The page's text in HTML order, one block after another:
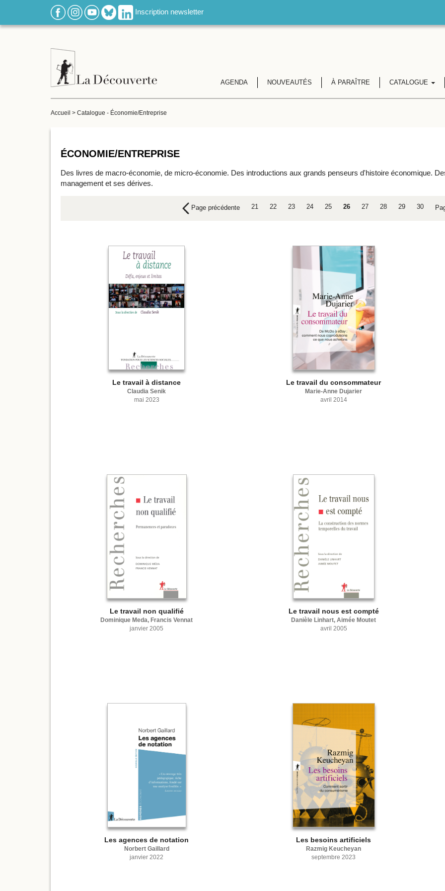
Inscription newsletter
AGENDA NOUVEAUTÉS À PARAÎTRE CATALOGUE
Accueil > Catalogue - Économie/Entreprise
ÉCONOMIE/ENTREPRISE
Des livres de macro-économie, de micro-économie. Des introductions aux grands penseurs d'histoire économique.
management et ses dérives.
Page précédente 21 22 23 24 25 26 27 28 29 30
Le travail à distance
Claudia Senik
mai 2023
Le travail du consommateur
Marie-Anne Dujarier
avril 2014
Le travail non qualifié
Dominique Meda, Francis Vennat
janvier 2005
Le travail nous est compté
Danièle Linhart, Aimée Moutet
avril 2005
Les agences de notation
Norbert Gaillard
janvier 2022
Les besoins artificiels
Razmig Keucheyan
septembre 2023